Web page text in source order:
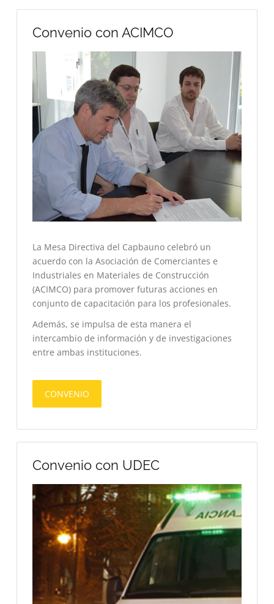
Convenio con ACIMCO
La Mesa Directiva del Capbauno celebró un
acuerdo con la Asociación de Comerciantes e
Industriales en Materiales de Construcción
(ACIMCO) para promover futuras acciones en
conjunto de capacitación para los profesionales.
Además, se impulsa de esta manera el
intercambio de información y de investigaciones
entre ambas instituciones.
CONVENIO
Convenio con UDEC